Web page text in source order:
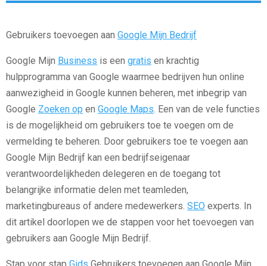
Gebruikers toevoegen aan Google Mijn Bedrijf
Google Mijn Business is een gratis en krachtig
hulpprogramma van Google waarmee bedrijven hun online
aanwezigheid in Google kunnen beheren, met inbegrip van
Google Zoeken op en Google Maps. Een van de vele functies
is de mogelijkheid om gebruikers toe te voegen om de
vermelding te beheren. Door gebruikers toe te voegen aan
Google Mijn Bedrijf kan een bedrijfseigenaar
verantwoordelijkheden delegeren en de toegang tot
belangrijke informatie delen met teamleden,
marketingbureaus of andere medewerkers. SEO experts. In
dit artikel doorlopen we de stappen voor het toevoegen van
gebruikers aan Google Mijn Bedrijf.